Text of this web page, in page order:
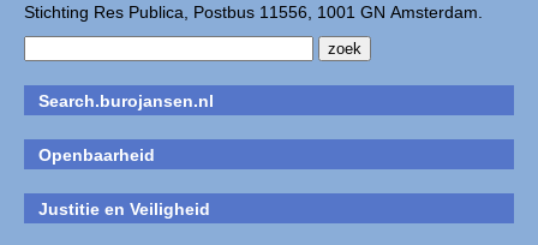
Stichting Res Publica, Postbus 11556, 1001 GN Amsterdam.
Search.burojansen.nl
Openbaarheid
Justitie en Veiligheid